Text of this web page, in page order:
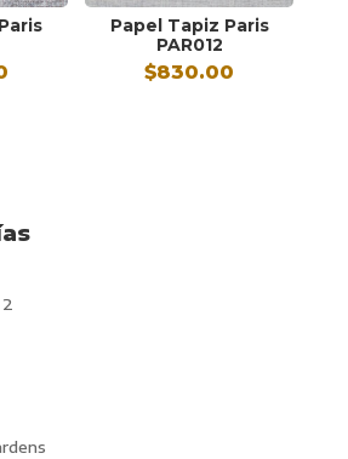
Papel Tapiz Paris
PAR012
$830.00